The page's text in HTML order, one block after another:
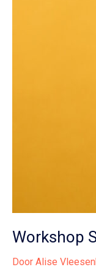
Workshop
Door Alise